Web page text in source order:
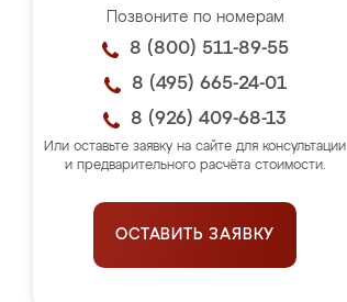
Позвоните по номерам
8 (800) 511-89-55
8 (495) 665-24-01
8 (926) 409-68-13
Или оставьте заявку на сайте для консультации
и предварительного расчёта стоимости.
ОСТАВИТЬ ЗАЯВКУ